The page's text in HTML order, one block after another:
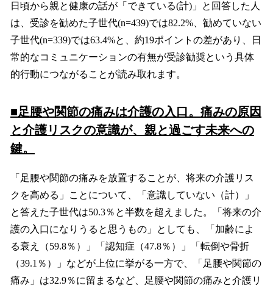
日頃から親と健康の話が「できている(計)」と回答した人
は、受診を勧めた子世代(n=439)では82.2%、勧めていない
子世代(n=339)では63.4%と、約19ポイントの差があり、日
常的なコミュニケーションの有無が受診勧奨という具体
的行動につながることが読み取れます。
■足腰や関節の痛みは介護の入口。痛みの原因
と介護リスクの意識が、親と過ごす未来への
鍵。
「足腰や関節の痛みを放置することが、将来の介護リス
クを高める」ことについて、「意識していない（計）」
と答えた子世代は50.3％と半数を超えました。「将来の介
護の入口になりうると思うもの」としても、「加齢によ
る衰え（59.8％）」「認知症（47.8％）」「転倒や骨折
（39.1％）」などが上位に挙がる一方で、「足腰や関節の
痛み」は32.9％に留まるなど、足腰や関節の痛みと介護リ